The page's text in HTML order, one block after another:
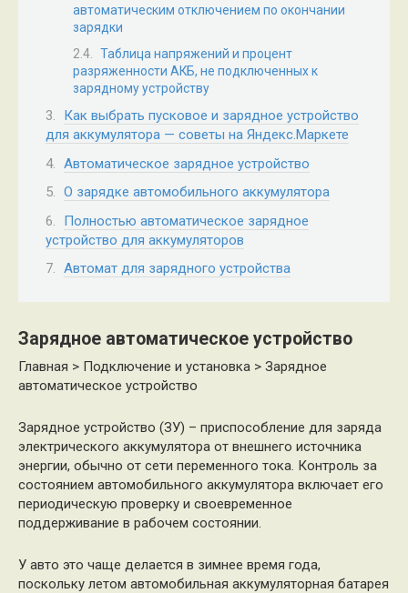
автоматическим отключением по окончании
зарядки
Таблица напряжений и процент
разряженности АКБ, не подключенных к
зарядному устройству
Как выбрать пусковое и зарядное устройство
для аккумулятора — советы на Яндекс.Маркете
Автоматическое зарядное устройство
О зарядке автомобильного аккумулятора
Полностью автоматическое зарядное
устройство для аккумуляторов
Автомат для зарядного устройства
Зарядное автоматическое устройство
Главная > Подключение и установка > Зарядное
автоматическое устройство
Зарядное устройство (ЗУ) – приспособление для заряда
электрического аккумулятора от внешнего источника
энергии, обычно от сети переменного тока. Контроль за
состоянием автомобильного аккумулятора включает его
периодическую проверку и своевременное
поддерживание в рабочем состоянии.
У авто это чаще делается в зимнее время года,
поскольку летом автомобильная аккумуляторная батарея